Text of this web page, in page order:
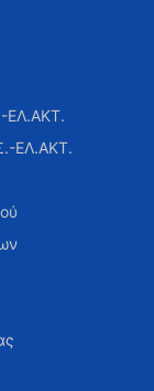
ΕΛ.ΑΚΤ.
ΕΛ.ΑΚΤ.